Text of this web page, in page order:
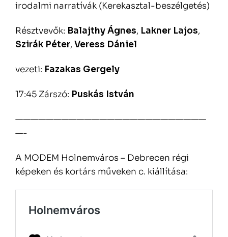
irodalmi narratívák (Kerekasztal-beszélgetés)
Résztvevők: Balajthy Ágnes, Lakner Lajos,
Szirák Péter, Veress Dániel
vezeti: Fazakas Gergely
17:45 Zárszó: Puskás István
—————————————————————————
—-
A MODEM Holnemváros – Debrecen régi
képeken és kortárs műveken c. kiállítása: